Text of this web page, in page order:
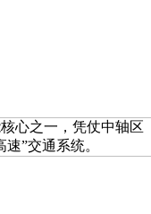
心之一，凭仗中轴区
”交通系统。